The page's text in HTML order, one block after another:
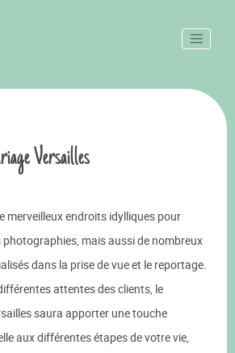
Versailles
merveilleux endroits idylliques pour
photographies, mais aussi de nombreux
dans la prise de vue et le reportage.
attentes des clients, le
saura apporter une touche
aux différentes étapes de votre vie,